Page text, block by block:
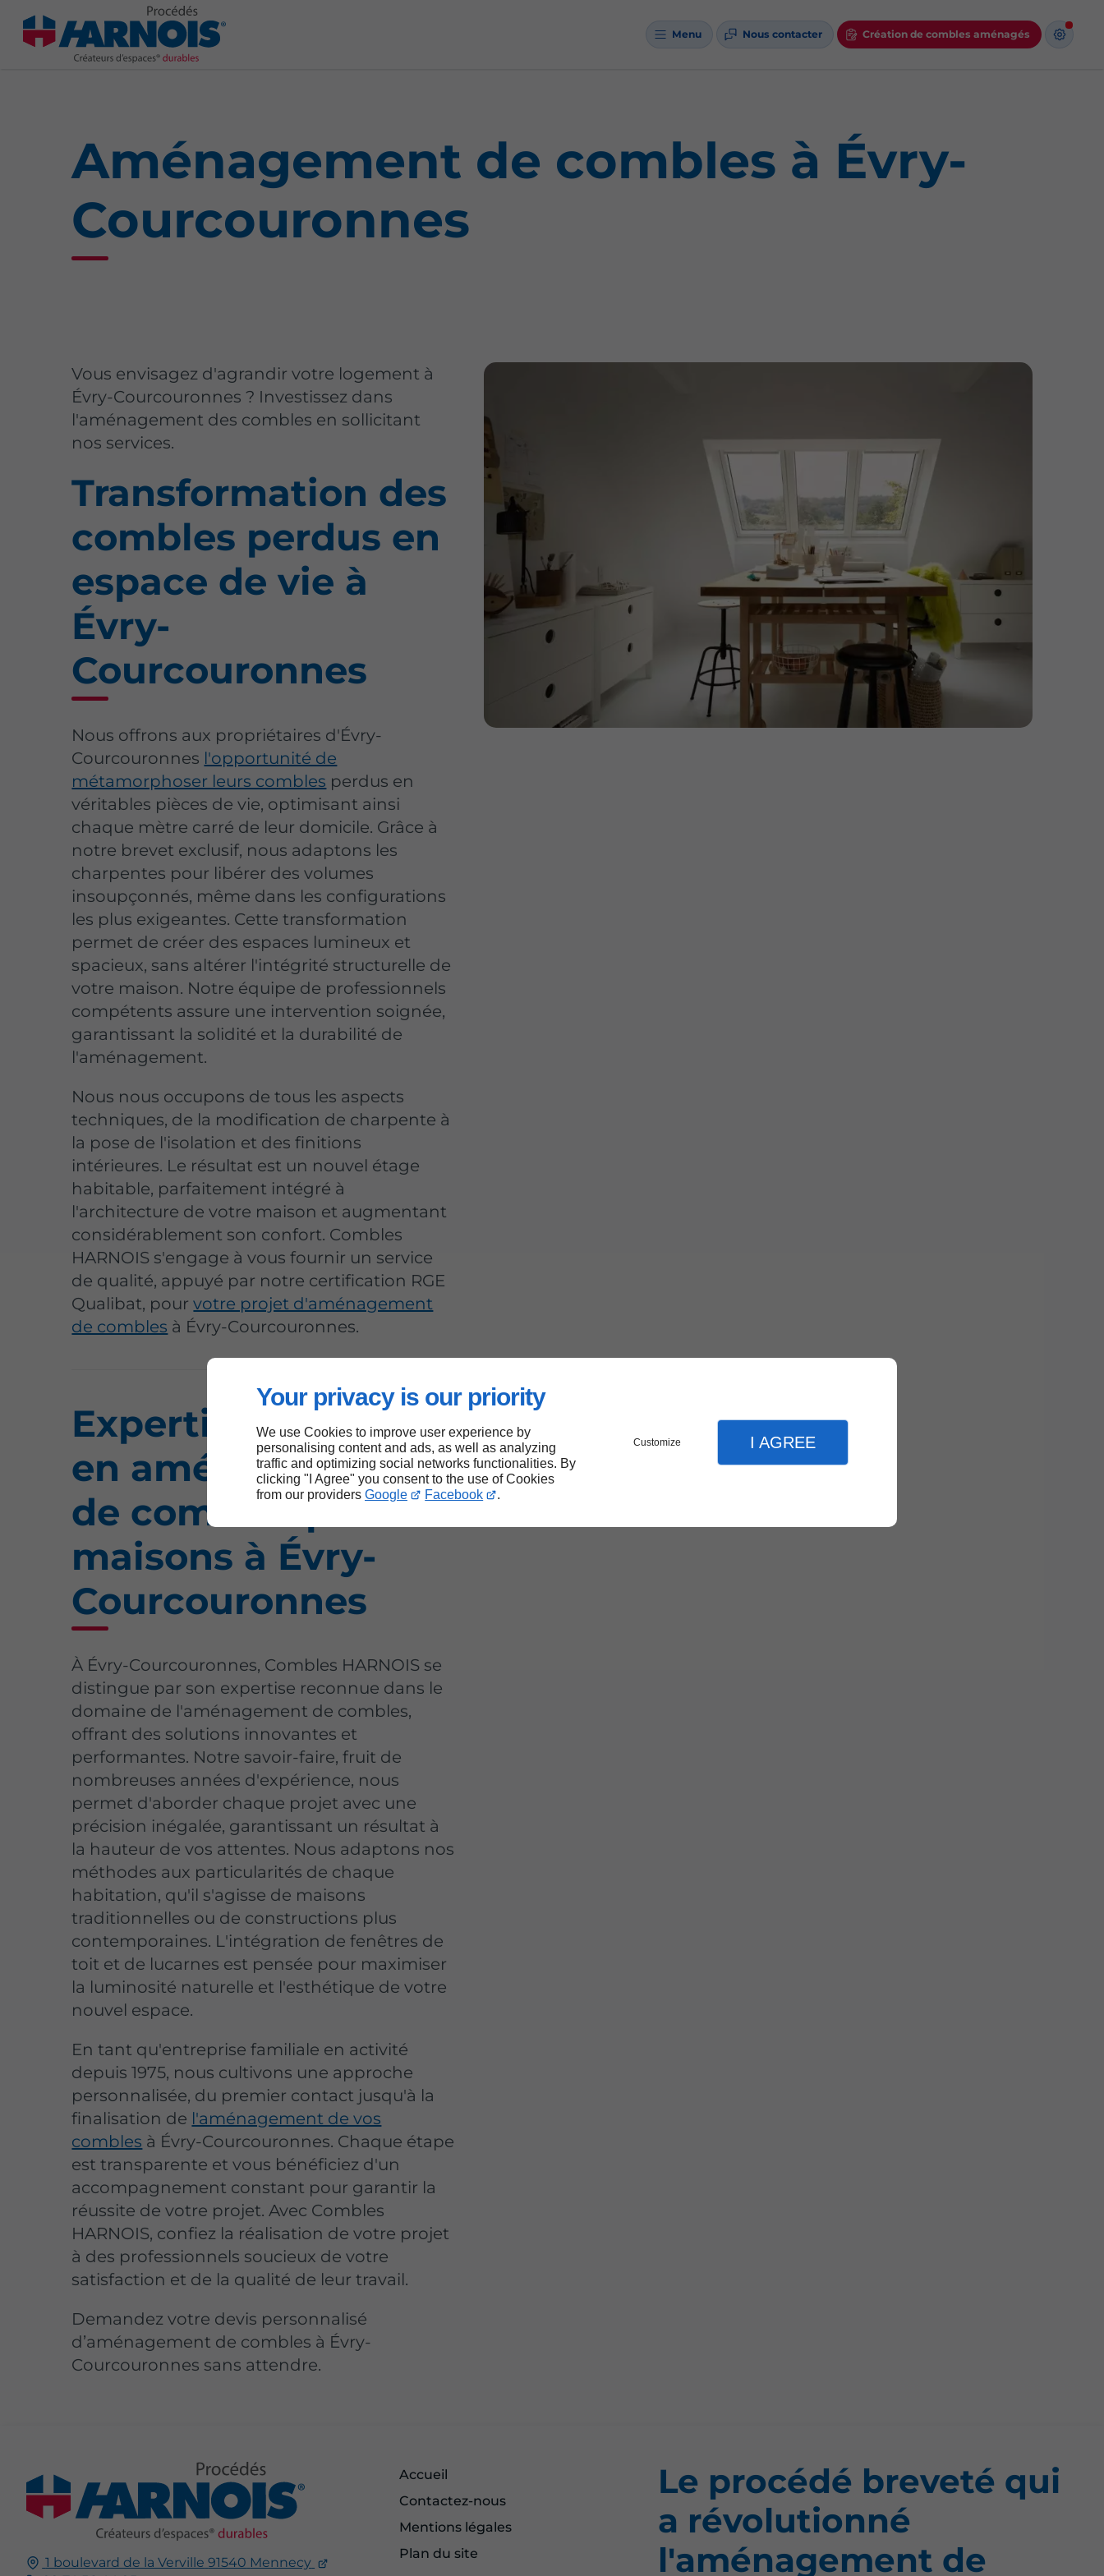
Your privacy is our priority
We use Cookies to improve user experience by
personalising content and ads, as well as analyzing
traffic and optimizing social networks functionalities. By
clicking "I Agree" you consent to the use of Cookies
from our providers Google Facebook .
Customize I AGREE
Menu Nous contacter Création de combles aménagés
Aménagement de combles à Évry-
Courcouronnes
Vous envisagez d'agrandir votre logement à
Évry-Courcouronnes ? Investissez dans
l'aménagement des combles en sollicitant
nos services.
Transformation des
combles perdus en
espace de vie à
Évry-
Courcouronnes
Nous offrons aux propriétaires d'Évry-
Courcouronnes l'opportunité de
métamorphoser leurs combles perdus en
véritables pièces de vie, optimisant ainsi
chaque mètre carré de leur domicile. Grâce à
notre brevet exclusif, nous adaptons les
charpentes pour libérer des volumes
insoupçonnés, même dans les configurations
les plus exigeantes. Cette transformation
permet de créer des espaces lumineux et
spacieux, sans altérer l'intégrité structurelle de
votre maison. Notre équipe de professionnels
compétents assure une intervention soignée,
garantissant la solidité et la durabilité de
l'aménagement.
Nous nous occupons de tous les aspects
techniques, de la modification de charpente à
la pose de l'isolation et des finitions
intérieures. Le résultat est un nouvel étage
habitable, parfaitement intégré à
l'architecture de votre maison et augmentant
considérablement son confort. Combles
HARNOIS s'engage à vous fournir un service
de qualité, appuyé par notre certification RGE
Qualibat, pourvotre projet d'aménagement
de combles à Évry-Courcouronnes.
Expertise reconnue
en aménagement
de combles pour
maisons à Évry-
Courcouronnes
À Évry-Courcouronnes, Combles HARNOIS se
distingue par son expertise reconnue dans le
domaine de l'aménagement de combles,
offrant des solutions innovantes et
performantes. Notre savoir-faire, fruit de
nombreuses années d'expérience, nous
permet d'aborder chaque projet avec une
précision inégalée, garantissant un résultat à
la hauteur de vos attentes. Nous adaptons nos
méthodes aux particularités de chaque
habitation, qu'il s'agisse de maisons
traditionnelles ou de constructions plus
contemporaines. L'intégration de fenêtres de
toit et de lucarnes est pensée pour maximiser
la luminosité naturelle et l'esthétique de votre
nouvel espace.
En tant qu'entreprise familiale en activité
depuis 1975, nous cultivons une approche
personnalisée, du premier contact jusqu'à la
finalisation de l'aménagement de vos
combles à Évry-Courcouronnes. Chaque étape
est transparente et vous bénéficiez d'un
accompagnement constant pour garantir la
réussite de votre projet. Avec Combles
HARNOIS, confiez la réalisation de votre projet
à des professionnels soucieux de votre
satisfaction et de la qualité de leur travail.
Demandez votre devis personnalisé
d’aménagement de combles à Évry-
Courcouronnes sans attendre.
1 boulevard de la Verville 91540 Mennecy
Accueil
Contactez-nous
Mentions légales
Plan du site
Le procédé breveté qui
a révolutionné
l'aménagement de